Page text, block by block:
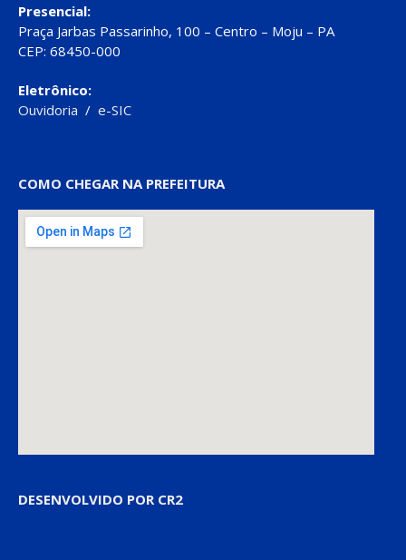
Presencial:
Praça Jarbas Passarinho, 100 – Centro – Moju – PA
CEP: 68450-000
Eletrônico:
Ouvidoria / e-SIC
COMO CHEGAR NA PREFEITURA
DESENVOLVIDO POR CR2